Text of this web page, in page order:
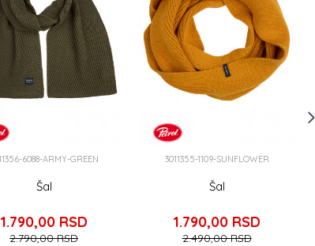
6088-ARMY-GREEN
Šal
1.790,00 RSD
2.790,00RSD
3011355-1109-SUNFLOWER
Šal
1.790,00 RSD
2.490,00RSD